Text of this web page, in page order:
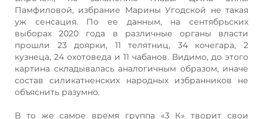
Памфиловой, избрание Марины Угодской не такая
уж сенсация. По ее данным, на сентябрьских
выборах 2020 года в различные органы власти
прошли 23 доярки, 11 телятниц, 34 кочегара, 2
кузнеца, 24 охотоведа и 11 чабанов. Видимо, до этого
картина складывалась аналогичным образом, иначе
состав силикатненских народных избранников не
объяснить разумно.
В то же самое время группа «3 К» творит свои